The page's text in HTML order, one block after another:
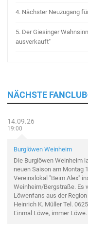
4. Nächster Neuzugang
5. Der Giesinger
ausverkauft"
NÄCHSTE
14.09.26
19:00
Burglöwen Weinheim
Die Burglöwen Weinheim
neuen Saison am Montag
Vereinslokal "Beim Alex"
Weinheim/Bergstraße. Es
Löwenfans aus der
Heinrich K. Müller Tel.
Einmal Löwe, immer Löwe.